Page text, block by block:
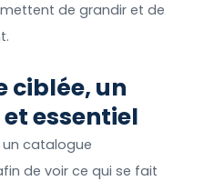
de grandir et de
ciblée, un
essentiel
un catalogue
de voir ce qui se fait